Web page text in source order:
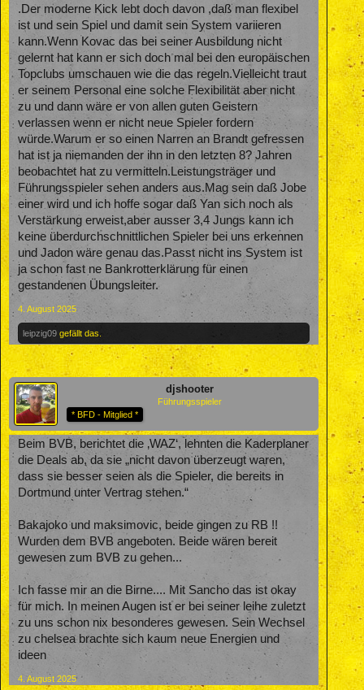
.Der moderne Kick lebt doch davon ,daß man flexibel
ist und sein Spiel und damit sein System variieren
kann.Wenn Kovac das bei seiner Ausbildung nicht
gelernt hat kann er sich doch mal bei den europäischen
Topclubs umschauen wie die das regeln.Vielleicht traut
er seinem Personal eine solche Flexibilität aber nicht
zu und dann wäre er von allen guten Geistern
verlassen wenn er nicht neue Spieler fordern
würde.Warum er so einen Narren an Brandt gefressen
hat ist ja niemanden der ihn in den letzten 8? Jahren
beobachtet hat zu vermitteln.Leistungsträger und
Führungsspieler sehen anders aus.Mag sein daß Jobe
einer wird und ich hoffe sogar daß Yan sich noch als
Verstärkung erweist,aber ausser 3,4 Jungs kann ich
keine überdurchschnittlichen Spieler bei uns erkennen
und Jadon wäre genau das.Passt nicht ins System ist
ja schon fast ne Bankrotterklärung für einen
gestandenen Übungsleiter.
4. August 2025
leipzig09 gefällt das.
djshooter
Führungsspieler
* BFD - Mitglied *
Beim BVB, berichtet die ‚WAZ‘, lehnten die Kaderplaner
die Deals ab, da sie „nicht davon überzeugt waren,
dass sie besser seien als die Spieler, die bereits in
Dortmund unter Vertrag stehen.“
Bakajoko und maksimovic, beide gingen zu RB !!
Wurden dem BVB angeboten. Beide wären bereit
gewesen zum BVB zu gehen...
Ich fasse mir an die Birne.... Mit Sancho das ist okay
für mich. In meinen Augen ist er bei seiner leihe zuletzt
zu uns schon nix besonderes gewesen. Sein Wechsel
zu chelsea brachte sich kaum neue Energien und
ideen
4. August 2025